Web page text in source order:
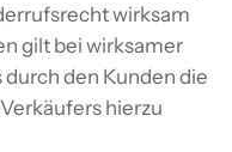
wirksam
gilt bei wirksamer
den Kunden die
hierzu